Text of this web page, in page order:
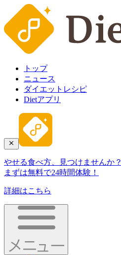
トップ
ニュース
ダイエットレシピ
Dietアプリ
やせる食べ方、見つけませんか？
まずは無料で24時間体験！
詳細はこちら